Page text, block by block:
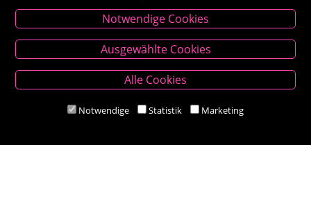
Kontakt
Besold Buch-Papier
Hauptplatz 14, 9300 St. Veit an der Glan
M:bestellung@besold.at
Notwendige Cookies
Ausgewählte Cookies
Alle Cookies
Notwendige Statistik Marketing